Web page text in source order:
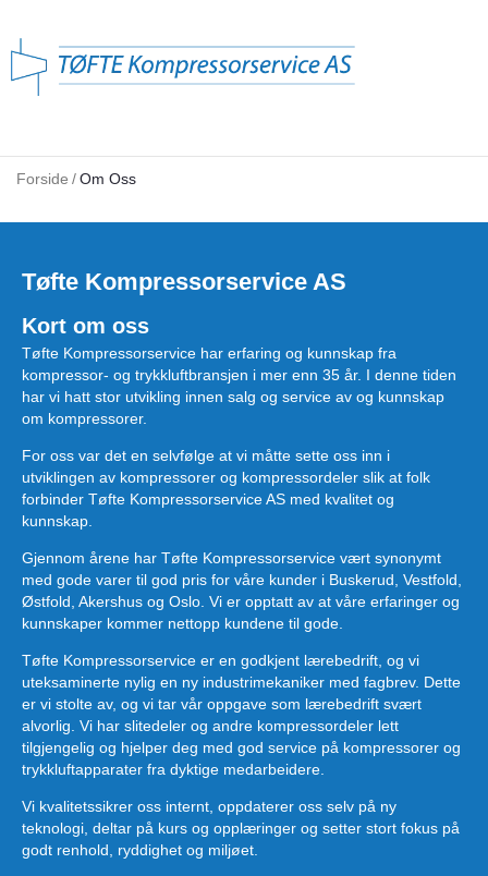
Forside /Om Oss
Tøfte Kompressorservice AS
Kort om oss
Tøfte Kompressorservice har erfaring og kunnskap fra
kompressor- og trykkluftbransjen i mer enn 35 år. I denne tiden
har vi hatt stor utvikling innen salg og service av og kunnskap
om kompressorer.
For oss var det en selvfølge at vi måtte sette oss inn i
utviklingen av kompressorer og kompressordeler slik at folk
forbinder Tøfte Kompressorservice AS med kvalitet og
kunnskap.
Gjennom årene har Tøfte Kompressorservice vært synonymt
med gode varer til god pris for våre kunder i Buskerud, Vestfold,
Østfold, Akershus og Oslo. Vi er opptatt av at våre erfaringer og
kunnskaper kommer nettopp kundene til gode.
Tøfte Kompressorservice er en godkjent lærebedrift, og vi
uteksaminerte nylig en ny industrimekaniker med fagbrev. Dette
er vi stolte av, og vi tar vår oppgave som lærebedrift svært
alvorlig. Vi har slitedeler og andre kompressordeler lett
tilgjengelig og hjelper deg med god service på kompressorer og
trykkluftapparater fra dyktige medarbeidere.
Vi kvalitetssikrer oss internt, oppdaterer oss selv på ny
teknologi, deltar på kurs og opplæringer og setter stort fokus på
godt renhold, ryddighet og miljøet.